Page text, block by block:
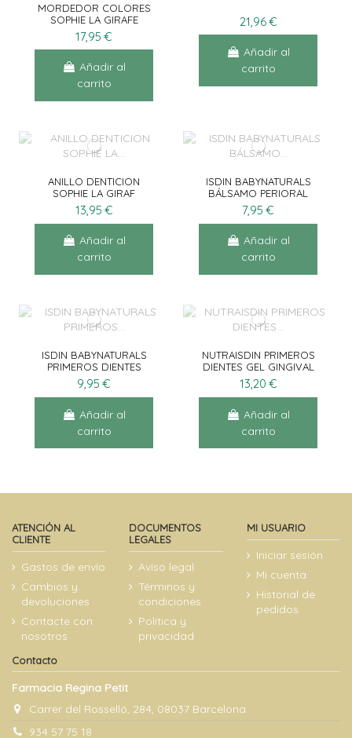
MORDEDOR COLORES
SOPHIE LA GIRAFE
17,95 €
Añadir al
carrito
21,96 €
Añadir al
carrito
ANILLO DENTICION
SOPHIE LA GIRAF
13,95 €
Añadir al
carrito
ISDIN BABYNATURALS
BÁLSAMO PERIORAL
15ML
7,95 €
Añadir al
carrito
ISDIN BABYNATURALS
PRIMEROS DIENTES
30ML
9,95 €
Añadir al
carrito
NUTRAISDIN PRIMEROS
DIENTES GEL GINGIVAL
30ML
13,20 €
Añadir al
carrito
ATENCIÓN AL
CLIENTE
Gastos de envío
Cambios y
devoluciones
Contacte con
nosotros
DOCUMENTOS
LEGALES
Aviso legal
Términos y
condiciones
Politica y
privacidad
MI USUARIO
Iniciar sesión
Mi cuenta
Historial de
pedidos
Contacto
Farmacia Regina Petit
Carrer del Rosselló, 284, 08037 Barcelona
934 57 75 18